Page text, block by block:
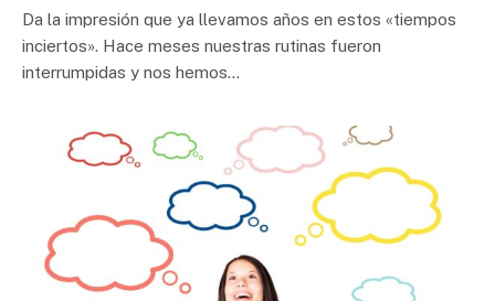
Da la impresión que ya llevamos años en estos «tiempos
inciertos». Hace meses nuestras rutinas fueron
interrumpidas y nos hemos…